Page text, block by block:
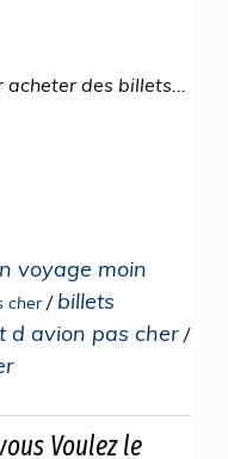
des billets...
voyage moin
cher/ billets
d avion pas cher /
Voulez le